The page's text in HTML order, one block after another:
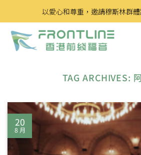
to
content
以愛心和尊重，邀請穆斯林群
TAG ARCHIVES:
20
8 月